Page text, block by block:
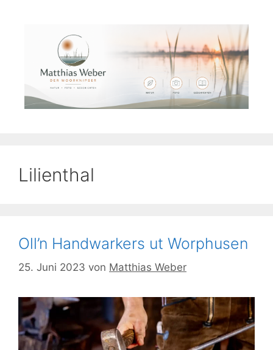
Lilienthal
Oll’n Handwarkers ut Worphusen
25. Juni 2023 von Matthias Weber